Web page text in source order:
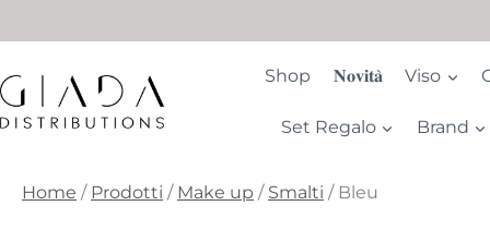
al
contenuto
Shop 𝐍𝐨𝐯𝐢𝐭𝐚̀ Viso
Set Regalo Brand
Home / Prodotti / Make up / Smalti / Bleu